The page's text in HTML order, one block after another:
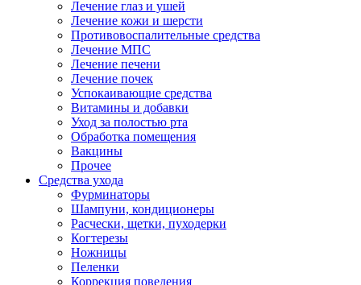
Лечение глаз и ушей
Лечение кожи и шерсти
Противовоспалительные средства
Лечение МПС
Лечение печени
Лечение почек
Успокаивающие средства
Витамины и добавки
Уход за полостью рта
Обработка помещения
Вакцины
Прочее
Средства ухода
Фурминаторы
Шампуни, кондиционеры
Расчески, щетки, пуходерки
Когтерезы
Ножницы
Пеленки
Коррекция поведения